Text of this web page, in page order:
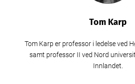
Tom Karp
Tom Karp er professor i ledelse ved
samt professor II ved Nord
Innlandet.